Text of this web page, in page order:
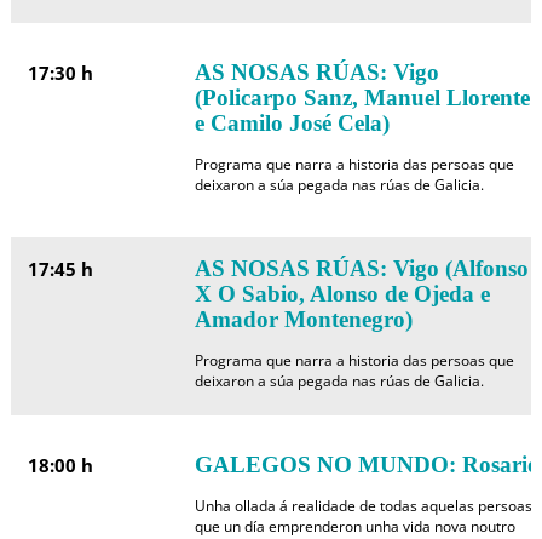
17:30 h
AS NOSAS RÚAS: Vigo
(Policarpo Sanz, Manuel Llorente
e Camilo José Cela)
Programa que narra a historia das persoas que
deixaron a súa pegada nas rúas de Galicia.
17:45 h
AS NOSAS RÚAS: Vigo (Alfonso
X O Sabio, Alonso de Ojeda e
Amador Montenegro)
Programa que narra a historia das persoas que
deixaron a súa pegada nas rúas de Galicia.
18:00 h GALEGOS NO MUNDO: Rosario
Unha ollada á realidade de todas aquelas persoas
que un día emprenderon unha vida nova noutro